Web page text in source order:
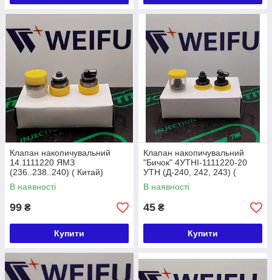
Клапан накопичувальний
14.1111220 ЯМЗ
(236..238..240) ( Китай)
В наявності
99 ₴
Купити
Клапан накопичувальний
"Бичок" 4УТНІ-1111220-20
УТН (Д-240, 242, 243) (
Китай)
В наявності
45 ₴
Купити